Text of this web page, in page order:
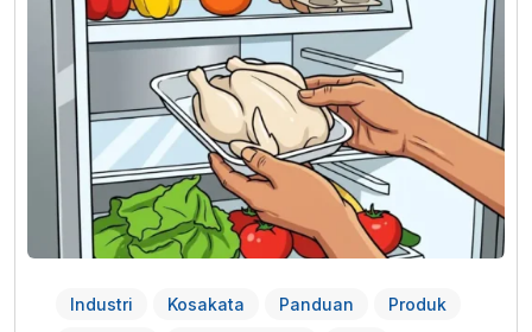
Industri Kosakata Panduan
Produk